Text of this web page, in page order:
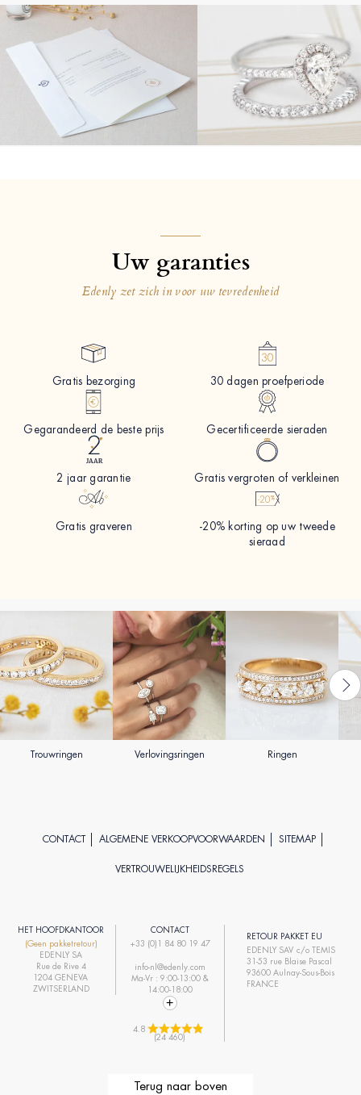
Uw garanties
Edenly zet zich in voor uw tevredenheid
Gratis bezorging 30 dagen proefperiode
Gegarandeerd de beste prijs Gecertificeerde sieraden
2 jaar garantie Gratis vergroten of verkleinen
Gratis graveren
-20% korting op uw tweede
sieraad
Trouwringen Verlovingsringen Ringen
CONTACT ALGEMENE VERKOOPVOORWAARDEN SITEMAP
VERTROUWELIJKHEIDSREGELS
HET HOOFDKANTOOR
(Geen pakketretour)
EDENLY SA
Rue de Rive 4
1204 GENEVA
ZWITSERLAND
CONTACT
+33 (0)1 84 80 19 47
info-nl@edenly.com
Ma-Vr : 9:00-13:00 &
14:00-18:00
4.8
(24 460)
RETOUR PAKKET EU
EDENLY SAV c/o TEMIS
31-53 rue Blaise Pascal
93600 Aulnay-Sous-Bois
FRANCE
Terug naar boven